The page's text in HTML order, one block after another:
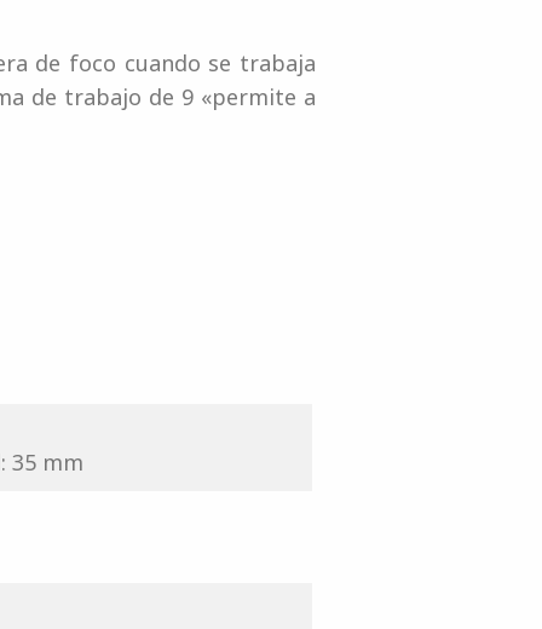
de foco cuando se trabaja
de trabajo de 9 «permite a
35 mm